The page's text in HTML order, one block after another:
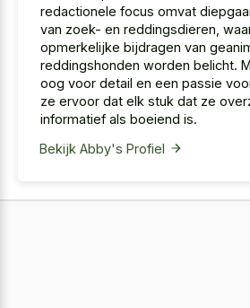
redactionele focus omvat
van zoek- en reddingsdieren,
opmerkelijke bijdragen van
reddingshonden worden belicht.
oog voor detail en een passie
ze ervoor dat elk stuk dat ze
informatief als boeiend is.
Bekijk Abby's Profiel